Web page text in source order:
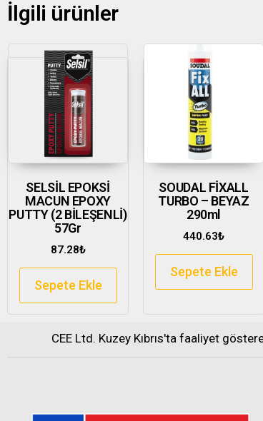
İlgili ürünler
SELSİL EPOKSİ
MACUN EPOXY
PUTTY (2 BİLEŞENLİ)
57Gr
87.28₺
Sepete Ekle
SOUDAL FİXALL
TURBO – BEYAZ
290ml
440.63₺
Sepete Ekle
CEE Ltd. Kuzey Kıbrıs'ta faaliyet